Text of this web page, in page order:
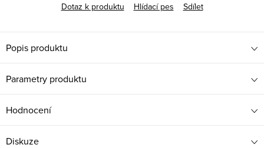
Dotaz k produktu
Hlídací pes Sdílet
Popis produktu
Parametry produktu
Hodnocení
Diskuze